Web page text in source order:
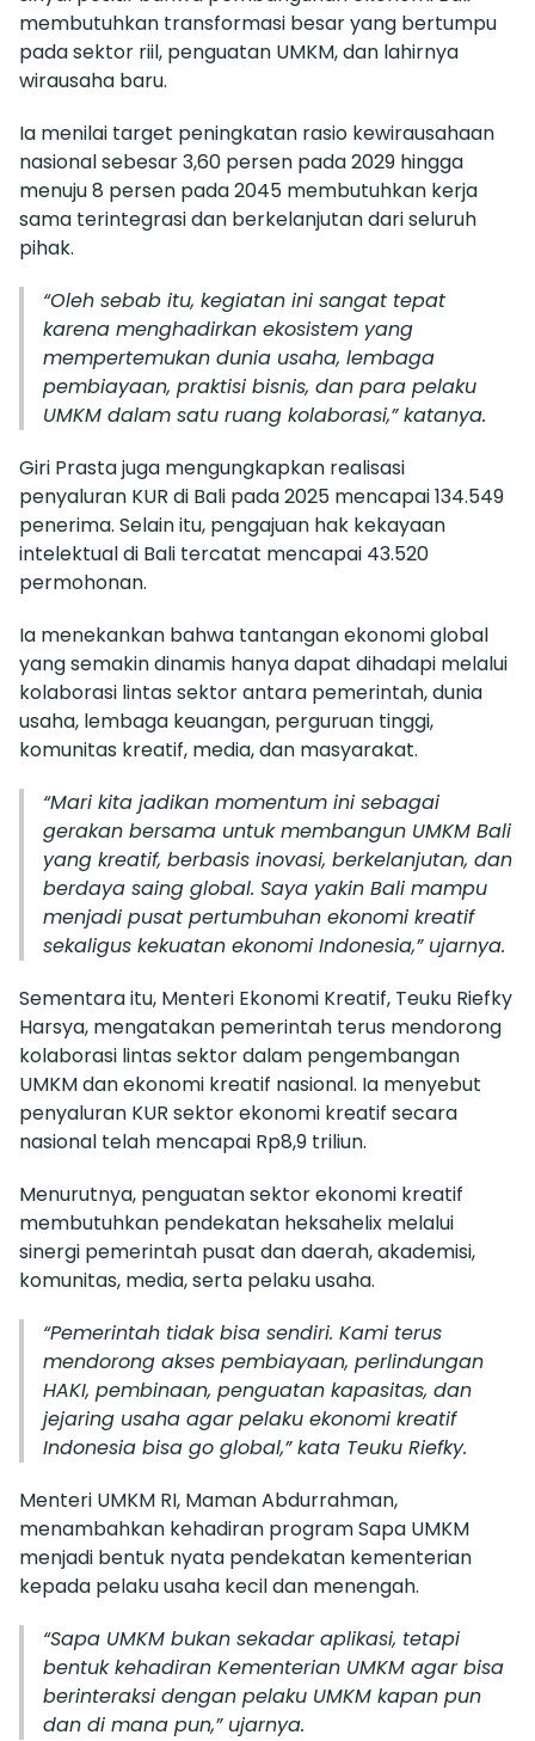
membutuhkan transformasi besar yang bertumpu
pada sektor riil, penguatan UMKM, dan lahirnya
wirausaha baru.
Ia menilai target peningkatan rasio kewirausahaan
nasional sebesar 3,60 persen pada 2029 hingga
menuju 8 persen pada 2045 membutuhkan kerja
sama terintegrasi dan berkelanjutan dari seluruh
pihak.
“Oleh sebab itu, kegiatan ini sangat tepat
karena menghadirkan ekosistem yang
mempertemukan dunia usaha, lembaga
pembiayaan, praktisi bisnis, dan para pelaku
UMKM dalam satu ruang kolaborasi,” katanya.
Giri Prasta juga mengungkapkan realisasi
penyaluran KUR di Bali pada 2025 mencapai 134.549
penerima. Selain itu, pengajuan hak kekayaan
intelektual di Bali tercatat mencapai 43.520
permohonan.
Ia menekankan bahwa tantangan ekonomi global
yang semakin dinamis hanya dapat dihadapi melalui
kolaborasi lintas sektor antara pemerintah, dunia
usaha, lembaga keuangan, perguruan tinggi,
komunitas kreatif, media, dan masyarakat.
“Mari kita jadikan momentum ini sebagai
gerakan bersama untuk membangun UMKM Bali
yang kreatif, berbasis inovasi, berkelanjutan, dan
berdaya saing global. Saya yakin Bali mampu
menjadi pusat pertumbuhan ekonomi kreatif
sekaligus kekuatan ekonomi Indonesia,” ujarnya.
Sementara itu, Menteri Ekonomi Kreatif, Teuku Riefky
Harsya, mengatakan pemerintah terus mendorong
kolaborasi lintas sektor dalam pengembangan
UMKM dan ekonomi kreatif nasional. Ia menyebut
penyaluran KUR sektor ekonomi kreatif secara
nasional telah mencapai Rp8,9 triliun.
Menurutnya, penguatan sektor ekonomi kreatif
membutuhkan pendekatan heksahelix melalui
sinergi pemerintah pusat dan daerah, akademisi,
komunitas, media, serta pelaku usaha.
“Pemerintah tidak bisa sendiri. Kami terus
mendorong akses pembiayaan, perlindungan
HAKI, pembinaan, penguatan kapasitas, dan
jejaring usaha agar pelaku ekonomi kreatif
Indonesia bisa go global,” kata Teuku Riefky.
Menteri UMKM RI, Maman Abdurrahman,
menambahkan kehadiran program Sapa UMKM
menjadi bentuk nyata pendekatan kementerian
kepada pelaku usaha kecil dan menengah.
“Sapa UMKM bukan sekadar aplikasi, tetapi
bentuk kehadiran Kementerian UMKM agar bisa
berinteraksi dengan pelaku UMKM kapan pun
dan di mana pun,” ujarnya.